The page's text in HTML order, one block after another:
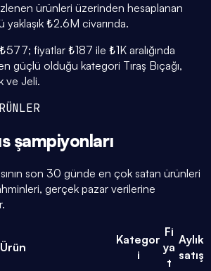
ürünleri üzerinden hesaplanan
yaklaşık ₺2.6M civarında.
fiyatlar ₺187 ile ₺1K aralığında
güçlü olduğu kategori Tıraş Bıçağı,
ve Jeli.
şampiyonları
son 30 günde en çok satan ürünleri
gerçek pazar verilerine
Ürün
Kategor
i
Fi
ya
t
Aylık
satış